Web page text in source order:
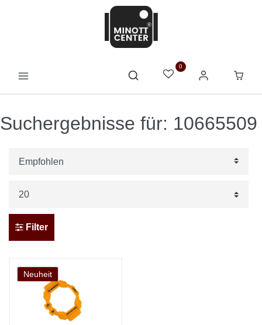
0
Suchergebnisse für: 10665509
Filter
Neuheit